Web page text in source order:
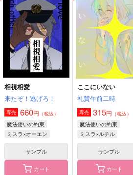
洒落け
1,100円（税込）
ミスラ×オーエン
サンプル
作品詳細
HamOg
519円（税込）
ヒースクリフ×シノ
サンプル
作品詳細
相視相愛
来たぞ！逃げろ！
専売 660円 （税込）
魔法使いの約束
ミスラ×オーエン
サンプル
カート
ここにいない
礼賛午前二時
専売 315円 （税込）
魔法使いの約束
ミスラ×ルチル
サンプル
カート